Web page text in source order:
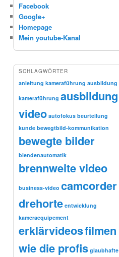
Facebook
Google+
Homepage
Mein youtube-Kanal
SCHLAGWÖRTER
anleitung kameraführung ausbildung
kameraführung ausbildung
video autofokus beurteilung
kunde bewegtbild-kommunikation
bewegte bilder
blendenautomatik
brennweite video
business-video camcorder
drehorte entwicklung
kameraequipement
erklärvideosfilmen
wie die profis glaubhafte